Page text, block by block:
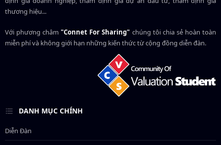
thương hiệu...
Với phương châm"Connet For Sharing" chúng tôi chia sẻ hoàn toàn
miễn phí và không giới hạn những kiến thức từ cộng đồng diễn đàn.
DANH MỤC CHÍNH
Diễn Đàn